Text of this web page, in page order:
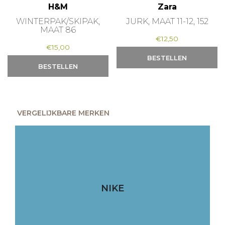
H&M
WINTERPAK/SKIPAK,
MAAT 86
€15,00
BESTELLEN
Zara
JURK, MAAT 11-12, 152
€12,50
BESTELLEN
VERGELIJKBARE MERKEN
NIKE